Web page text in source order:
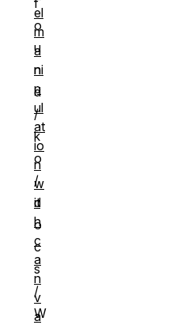
f
o
u
n
d
/
k
o
/
d
o
c
s
/
W
el
m
a
ni
p
ul
at
io
n
w
it
h
c
a
n
v
a